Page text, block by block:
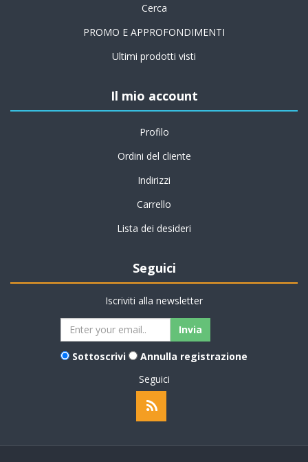
Cerca
PROMO E APPROFONDIMENTI
Ultimi prodotti visti
Il mio account
Profilo
Ordini del cliente
Indirizzi
Carrello
Lista dei desideri
Seguici
Iscriviti alla newsletter
Sottoscrivi
Annulla registrazione
Seguici